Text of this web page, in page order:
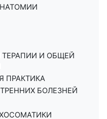
И ОБЩЕЙ
ПРАКТИКА
БОЛЕЗНЕЙ